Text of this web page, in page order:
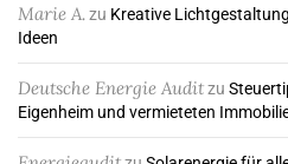
Marie A. zu Kreative
Ideen
Deutsche Energie Auditzu
Eigenheim und vermieteten